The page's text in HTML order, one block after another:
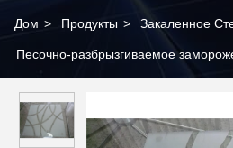
Дом > Продукты > Закаленное
Песочно-разбрызгиваемое